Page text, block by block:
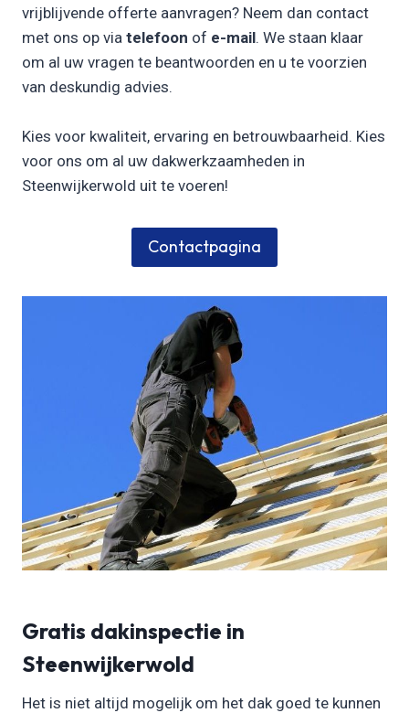
vrijblijvende offerte aanvragen? Neem dan contact
met ons op via telefoon of e-mail. We staan klaar
om al uw vragen te beantwoorden en u te voorzien
van deskundig advies.
Kies voor kwaliteit, ervaring en betrouwbaarheid. Kies
voor ons om al uw dakwerkzaamheden in
Steenwijkerwold uit te voeren!
Contactpagina
Gratis dakinspectie in
Steenwijkerwold
Het is niet altijd mogelijk om het dak goed te kunnen